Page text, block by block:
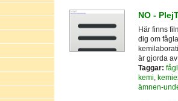
NO -
Här finns
dig om
är gjorda
Taggar:
kemi,
ämnen-